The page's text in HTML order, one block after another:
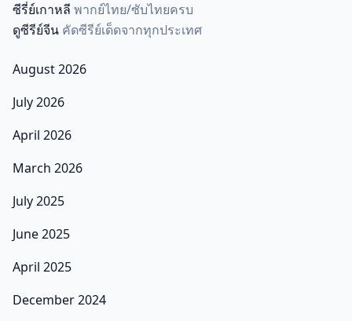
ซีรี่ย์เกาหลี พากย์ไทย/ซับไทยครบ
ดูซีรีย์จีน คัดซีรีย์เด็ดจากทุกประเทศ
August 2026
July 2026
April 2026
March 2026
July 2025
June 2025
April 2025
December 2024